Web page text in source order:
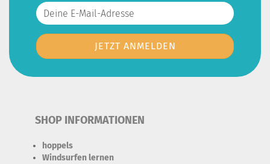
SHOP INFORMATIONEN
hoppels
Windsurfen lernen